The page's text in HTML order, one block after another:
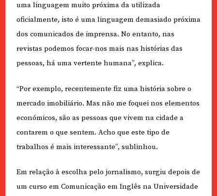
uma linguagem muito próxima da utilizada
oficialmente, isto é uma linguagem demasiado próxima
dos comunicados de imprensa. No entanto, nas
revistas podemos focar-nos mais nas histórias das
pessoas, há uma vertente humana”, explica.
“Por exemplo, recentemente fiz uma história sobre o
mercado imobiliário. Mas não me foquei nos elementos
económicos, são as pessoas que vivem na cidade a
contarem o que sentem. Acho que este tipo de
trabalhos é mais interessante”, sublinhou.
Em relação à escolha pelo jornalismo, surgiu depois de
um curso em Comunicação em Inglês na Universidade